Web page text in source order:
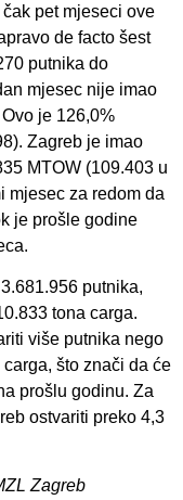
pet mjeseci ove
de facto šest
putnika do
mjesec nije imao
je 126,0%
Zagreb je imao
MTOW (109.403 u
mjesec za redom da
je prošle godine
putnika,
tona carga.
više putnika nego
što znači da će
prošlu godinu. Za
ostvariti preko 4,3
Zagreb